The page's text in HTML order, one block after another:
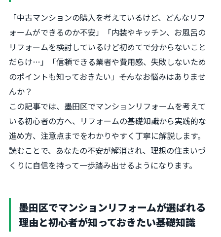
「中古マンションの購入を考えているけど、どんなリフ
ォームができるのか不安」「内装やキッチン、お風呂の
リフォームを検討しているけど初めてで分からないこと
だらけ…」「信頼できる業者や費用感、失敗しないため
のポイントも知っておきたい」――そんなお悩みはありませ
んか？
この記事では、墨田区でマンションリフォームを考えて
いる初心者の方へ、リフォームの基礎知識から実践的な
進め方、注意点までをわかりやすく丁寧に解説します。
読むことで、あなたの不安が解消され、理想の住まいづ
くりに自信を持って一歩踏み出せるようになります。
墨田区でマンションリフォームが選ばれる
理由と初心者が知っておきたい基礎知識